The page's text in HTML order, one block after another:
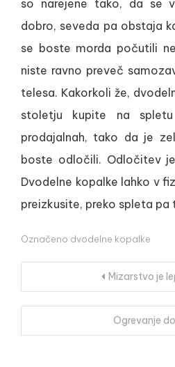
so narejene tako, da se
dobro, seveda pa obstaja
se boste morda počutili
niste ravno preveč
telesa. Kakorkoli že,
stoletju kupite na
prodajalnah, tako da je
boste odločili. Odločitev
Dvodelne kopalke lahko v
preizkusite, preko spleta
Označeno dvodelne kopalke
Navigacija
prispevka
Mizarstvo je
Ogrevanje